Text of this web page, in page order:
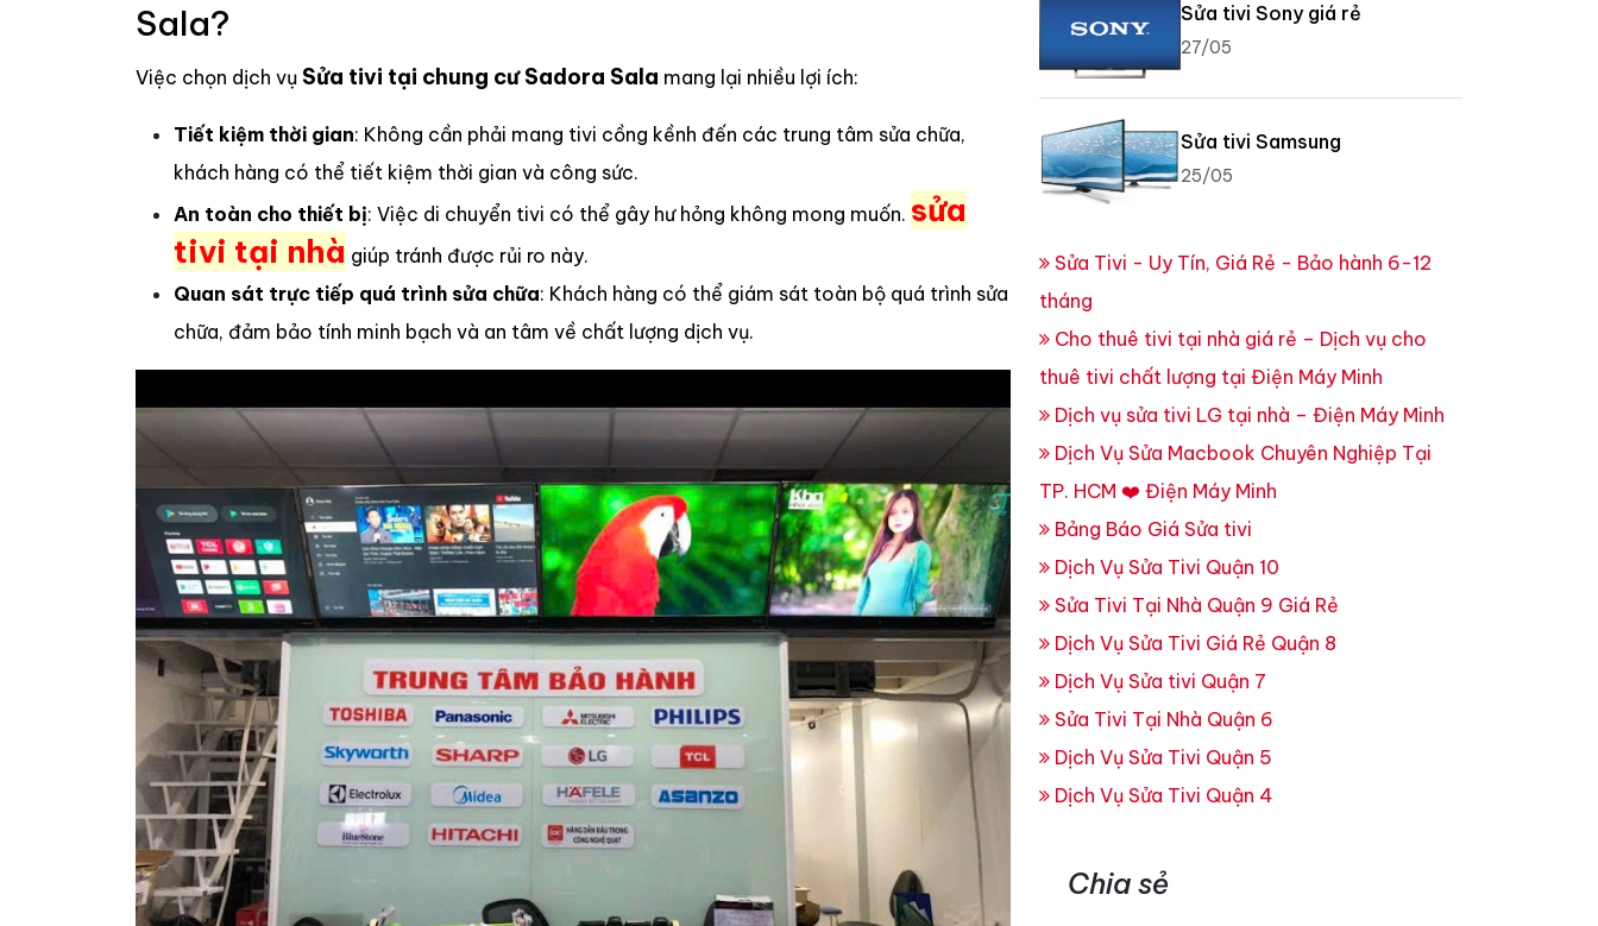
Sala?
Việc chọn dịch vụ Sửa tivi tại chung cư Sadora Sala mang lại nhiều lợi ích:
Tiết kiệm thời gian: Không cần phải mang tivi cồng kềnh đến các trung tâm sửa chữa,
khách hàng có thể tiết kiệm thời gian và công sức.
An toàn cho thiết bị: Việc di chuyển tivi có thể gây hư hỏng không mong muốn. sửa
tivi tại nhà giúp tránh được rủi ro này.
Quan sát trực tiếp quá trình sửa chữa: Khách hàng có thể giám sát toàn bộ quá trình sửa
chữa, đảm bảo tính minh bạch và an tâm về chất lượng dịch vụ.
Sửa tivi Sony giá rẻ
27/05
Sửa tivi Samsung
25/05
Sửa Tivi - Uy Tín, Giá Rẻ - Bảo hành 6-12
tháng
Cho thuê tivi tại nhà giá rẻ – Dịch vụ cho
thuê tivi chất lượng tại Điện Máy Minh
Dịch vụ sửa tivi LG tại nhà – Điện Máy Minh
Dịch Vụ Sửa Macbook Chuyên Nghiệp Tại
TP. HCM ❤️ Điện Máy Minh
Bảng Báo Giá Sửa tivi
Dịch Vụ Sửa Tivi Quận 10
Sửa Tivi Tại Nhà Quận 9 Giá Rẻ
Dịch Vụ Sửa Tivi Giá Rẻ Quận 8
Dịch Vụ Sửa tivi Quận 7
Sửa Tivi Tại Nhà Quận 6
Dịch Vụ Sửa Tivi Quận 5
Dịch Vụ Sửa Tivi Quận 4
Chia sẻ